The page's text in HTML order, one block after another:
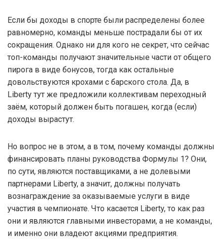
Если бы доходы в спорте были распределены более
равномерно, команды меньше пострадали бы от их
сокращения. Однако ни для кого не секрет, что сейчас
топ-команды получают значительные части от общего
пирога в виде бонусов, тогда как остальные
довольствуются крохами с барского стола. Да, в
Liberty тут же предложили коллективам переходный
заём, который должен быть погашен, когда (если)
доходы вырастут.
Но вопрос не в этом, а в том, почему команды должны
финансировать планы руководства Формулы 1? Они,
по сути, являются поставщиками, а не долевыми
партнерами Liberty, а значит, должны получать
вознаграждение за оказываемые услуги в виде
участия в чемпионате. Что касается Liberty, то как раз
они и являются главными инвесторами, а не команды,
и именно они владеют акциями предприятия.